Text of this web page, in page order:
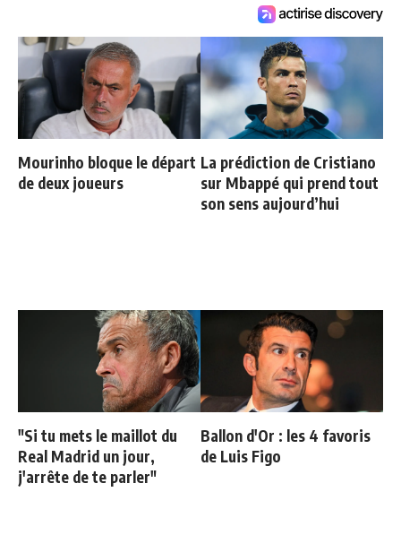
Mourinho bloque le départ
de deux joueurs
La prédiction de Cristiano
sur Mbappé qui prend tout
son sens aujourd’hui
"Si tu mets le maillot du
Real Madrid un jour,
j'arrête de te parler"
Ballon d'Or : les 4 favoris
de Luis Figo